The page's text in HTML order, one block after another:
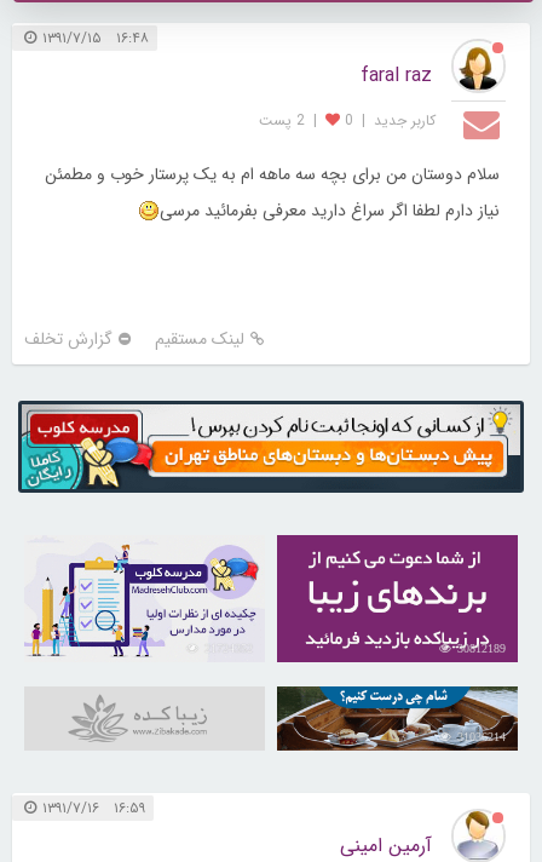
۱۶:۴۸ ۱۳۹۱/۷/۱۵
faral raz
کاربر جديد |
0
| 2 پست
سلام دوستان من برای بچه سه ماهه ام به یک پرستار خوب و مطمئن
نیاز دارم لطفا اگر سراغ دارید معرفی بفرمائید مرسی
لینک مستقیم گزارش تخلف
30812189
31036214
۱۶:۵۹ ۱۳۹۱/۷/۱۶
آرمین امینی